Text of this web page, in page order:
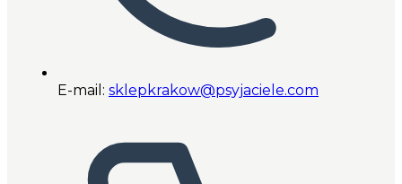
E-mail: sklepkrakow@psyjaciele.com